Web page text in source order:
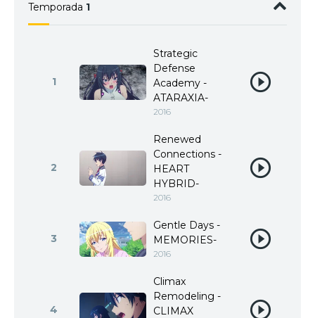
Temporada 1
1
Strategic
Defense
Academy -
ATARAXIA-
2016
2
Renewed
Connections -
HEART
HYBRID-
2016
3
Gentle Days -
MEMORIES-
2016
4
Climax
Remodeling -
CLIMAX